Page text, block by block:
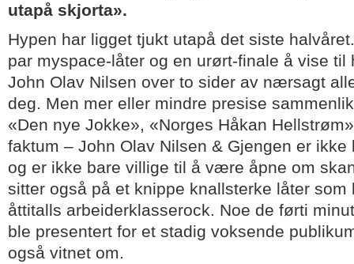
utapå skjorta».
Hypen har ligget tjukt utapå det siste
par myspace-låter og en urørt-finale å vise til
John Olav Nilsen over to sider av nærsagt
deg. Men mer eller mindre presise
«Den nye Jokke», «Norges Håkan
faktum – John Olav Nilsen & Gjengen er
og er ikke bare villige til å være åpne om
sitter også på et knippe knallsterke låter som
åttitalls arbeiderklasserock. Noe de førti
ble presentert for et stadig voksende
også vitnet om.